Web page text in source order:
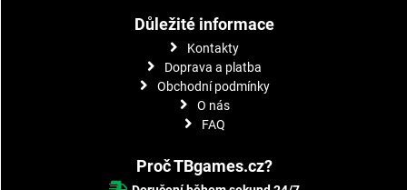
Důležité informace
Kontakty
Doprava a platba
Obchodní podmínky
O nás
FAQ
Proč TBgames.cz?